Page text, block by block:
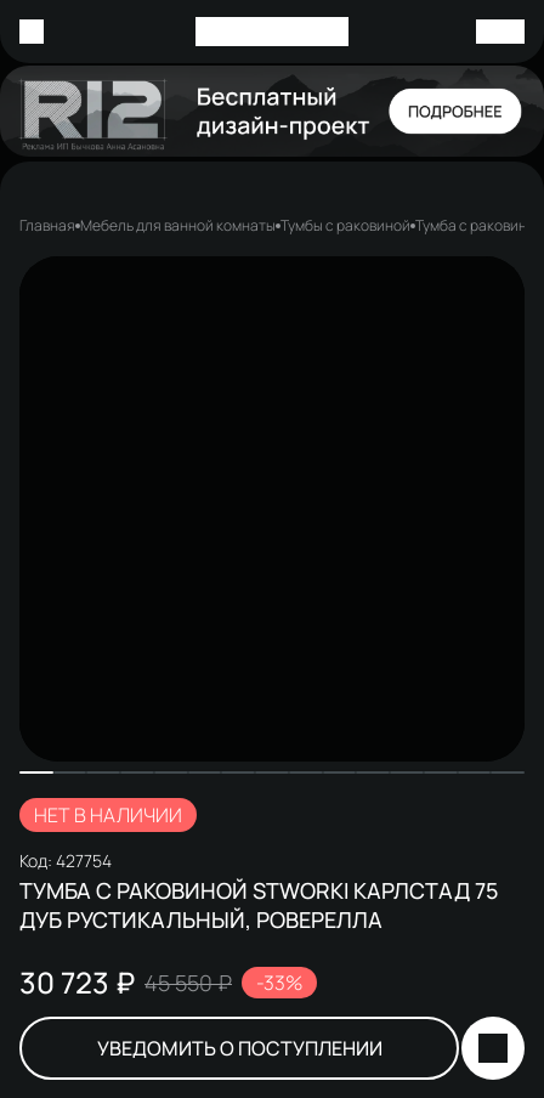
Главная Мебель для ванной комнаты Тумбы с раковиной Тумба с
НЕТ В НАЛИЧИИ
Код: 427754
ТУМБА С РАКОВИНОЙ STWORKI КАРЛСТАД 75
ДУБ РУСТИКАЛЬНЫЙ, РОВЕРЕЛЛА
30 723 ₽ 45 550 ₽ -33%
УВЕДОМИТЬ О ПОСТУПЛЕНИИ